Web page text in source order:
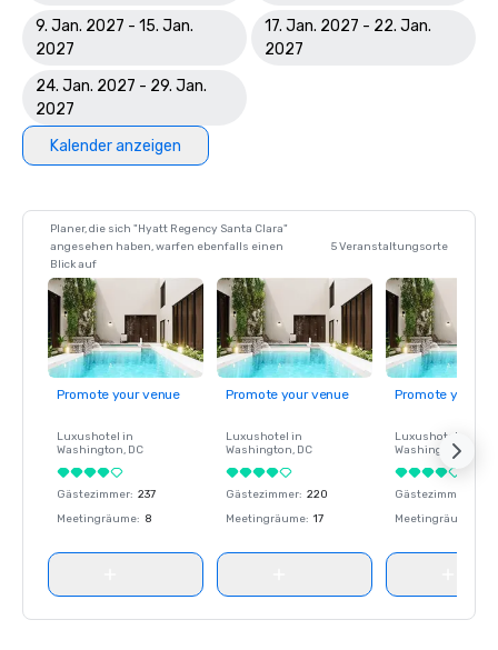
9. Jan. 2027 - 15. Jan.
2027
17. Jan. 2027 - 22. Jan.
2027
24. Jan. 2027 - 29. Jan.
2027
Kalender anzeigen
Planer, die sich "Hyatt Regency Santa Clara"
angesehen haben, warfen ebenfalls einen
Blick auf
5 Veranstaltungsorte
Promote your venue
Luxushotel in
Washington, DC
Gästezimmer: 237
Meetingräume: 8
Promote your venue
Luxushotel in
Washington, DC
Gästezimmer: 220
Meetingräume: 17
Promote your
Luxushotel in
Washington
Gästezimmer
Meetingräume